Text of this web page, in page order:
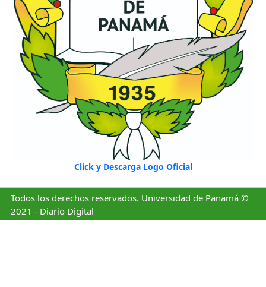
Click y Descarga Logo Oficial
Todos los derechos reservados. Universidad de Panamá ©
2021 - Diario Digital